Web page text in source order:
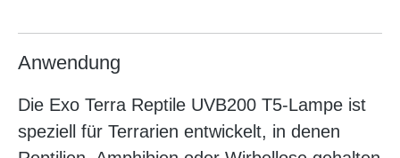
Anwendung
Die Exo Terra Reptile UVB200 T5-Lampe ist
speziell für Terrarien entwickelt, in denen